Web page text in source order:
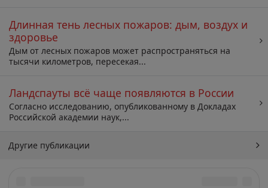
Длинная тень лесных пожаров: дым, воздух и
здоровье
Дым от лесных пожаров может распространяться на
тысячи километров, пересекая...
Ландспауты всё чаще появляются в России
Согласно исследованию, опубликованному в Докладах
Российской академии наук,...
Другие публикации